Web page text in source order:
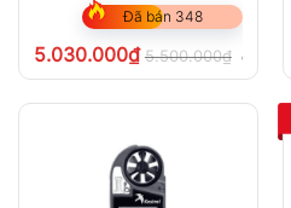
Đã bán 348
5.030.000₫ 5.500.000₫ chưa